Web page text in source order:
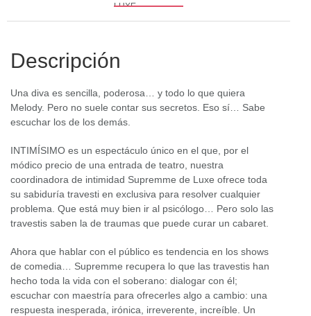
Descripción
Una diva es sencilla, poderosa… y todo lo que quiera
Melody. Pero no suele contar sus secretos. Eso sí… Sabe
escuchar los de los demás.
INTIMÍSIMO es un espectáculo único en el que, por el
módico precio de una entrada de teatro, nuestra
coordinadora de intimidad Supremme de Luxe ofrece toda
su sabiduría travesti en exclusiva para resolver cualquier
problema. Que está muy bien ir al psicólogo… Pero solo las
travestis saben la de traumas que puede curar un cabaret.
Ahora que hablar con el público es tendencia en los shows
de comedia… Supremme recupera lo que las travestis han
hecho toda la vida con el soberano: dialogar con él;
escuchar con maestría para ofrecerles algo a cambio: una
respuesta inesperada, irónica, irreverente, increíble. Un